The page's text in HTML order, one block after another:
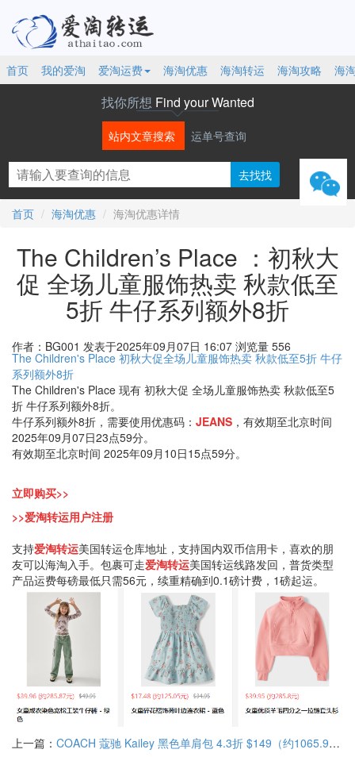
首页 我的爱淘 爱淘运费 海淘优惠 海淘转运 海淘攻略 海
找你所想 Find your Wanted
站内文章搜索 运单号查询
首页 海淘优惠 海淘优惠详情
The Children’s Place ：初秋大
促 全场儿童服饰热卖 秋款低至
5折 牛仔系列额外8折
作者：BG001 发表于2025年09月07日 16:07 浏览量 556
The Children's Place 初秋大促全场儿童服饰热卖 秋款低至5折 牛仔
系列额外8折
The Children's Place 现有 初秋大促 全场儿童服饰热卖 秋款低至5
折 牛仔系列额外8折。
牛仔系列额外8折，需要使用优惠码： JEANS ，有效期至北京时间
2025年09月07日23点59分。
有效期至北京时间 2025年09月10日15点59分。
立即购买>>
>>爱淘转运用户注册
支持爱淘转运美国转运仓库地址，支持国内双币信用卡，喜欢的朋
友可以海淘入手。包裹可走爱淘转运美国转运线路发回，普货类型
产品运费每磅最低只需56元，续重精确到0.1磅计费，1磅起运。
上一篇： COACH 蔻驰 Kailey 黑色单肩包 4.3折 $149（约1065.93元）